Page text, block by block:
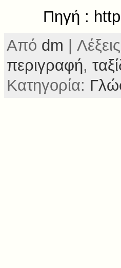
Πηγή :
Από dm |
περιγραφή,
Κατηγορία: